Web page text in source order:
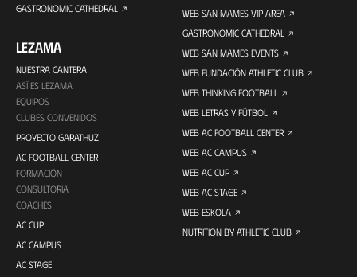
GASTRONOMIC CATHEDRAL
LEZAMA
NUESTRA CANTERA
ASÍ ES LEZAMA
EQUIPOS
CLUBES CONVENIDOS
PROYECTO GARATHUZ
AC FOOTBALL CENTER
FORMACIÓN
CONSULTORÍA
COACHES
AC CUP
AC CAMPUS
AC STAGE
WEB SAN MAMES VIP AREA
GASTRONOMIC CATHEDRAL
WEB SAN MAMES EVENTS
WEB FUNDACIÓN ATHLETIC CLUB
WEB THINKING FOOTBALL
WEB LETRAS Y FÚTBOL
WEB AC FOOTBALL CENTER
WEB AC CAMPUS
WEB AC CUP
WEB AC STAGE
WEB ESKOLA
NUTRITION BY ATHLETIC CLUB